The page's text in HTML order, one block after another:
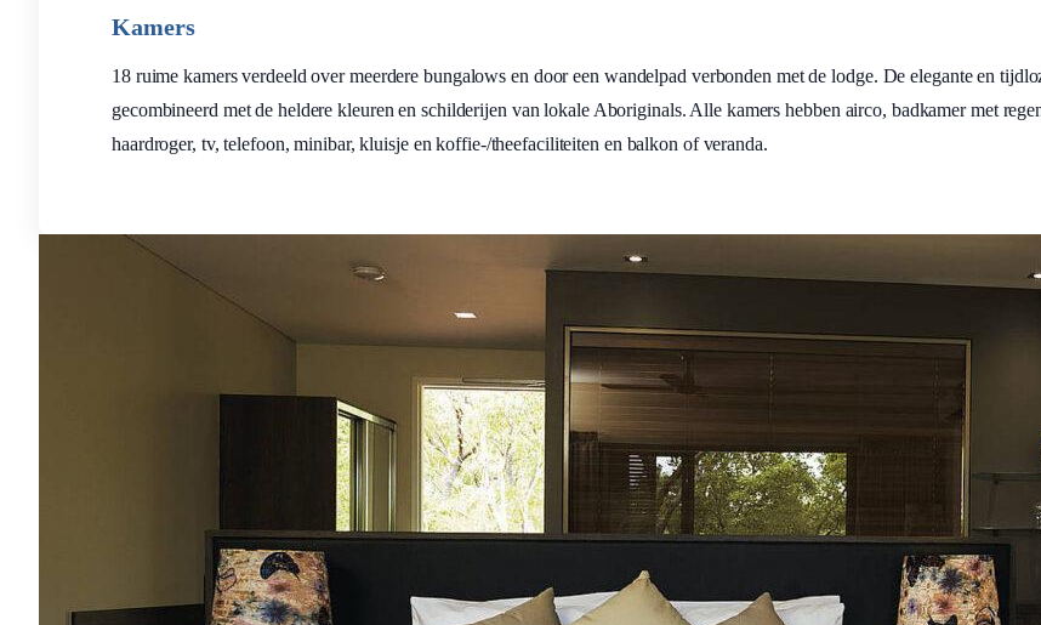
Kamers
18 ruime kamers verdeeld over meerdere bungalows en door een wandelpad verbonden met de lodge. De elegante en
gecombineerd met de heldere kleuren en schilderijen van lokale Aboriginals. Alle kamers hebben airco, badkamer met
haardroger, tv, telefoon, minibar, kluisje en koffie-/theefaciliteiten en balkon of veranda.